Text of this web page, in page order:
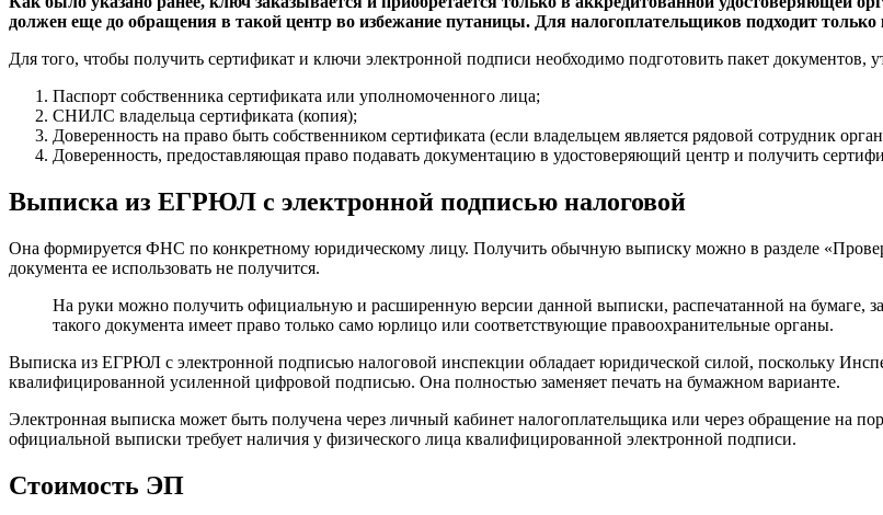
должен еще до обращения в такой центр во избежание путаницы. Для налогоплательщиков подходит
Для того, чтобы получить сертификат и ключи электронной подписи необходимо подготовить пакет
Паспорт собственника сертификата или уполномоченного лица;
СНИЛС владельца сертификата (копия);
Доверенность на право быть собственником сертификата (если владельцем является рядовой сотрудник
Доверенность, предоставляющая право подавать документацию в удостоверяющий центр и получить
Выписка из ЕГРЮЛ с электронной подписью налоговой
Она формируется ФНС по конкретному юридическому лицу. Получить обычную выписку можно в разделе
документа ее использовать не получится.
На руки можно получить официальную и расширенную версии данной выписки, распечатанной на бумаге,
такого документа имеет право только само юрлицо или соответствующие правоохранительные органы.
Выписка из ЕГРЮЛ с электронной подписью налоговой инспекции обладает юридической силой, поскольку
квалифицированной усиленной цифровой подписью. Она полностью заменяет печать на бумажном варианте.
Электронная выписка может быть получена через личный кабинет налогоплательщика или через обращение на
официальной выписки требует наличия у физического лица квалифицированной электронной подписи.
Стоимость ЭП